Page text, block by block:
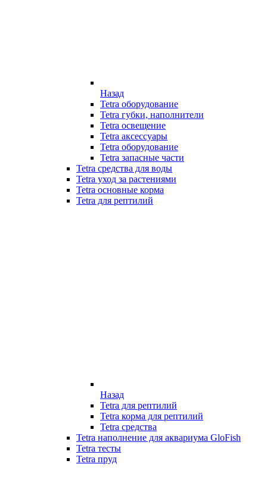
Назад
Tetra оборудование
Tetra губки, наполнители
Tetra освещение
Tetra аксессуары
Tetra оборудование
Tetra запасные части
Tetra средства для воды
Tetra уход за растениями
Tetra основные корма
Tetra для рептилий
Назад
Tetra для рептилий
Tetra корма для рептилий
Tetra средства
Tetra наполнение для аквариума GloFish
Tetra тесты
Tetra пруд